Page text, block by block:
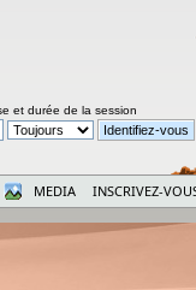
et durée de la session
MEDIA INSCRIVEZ-